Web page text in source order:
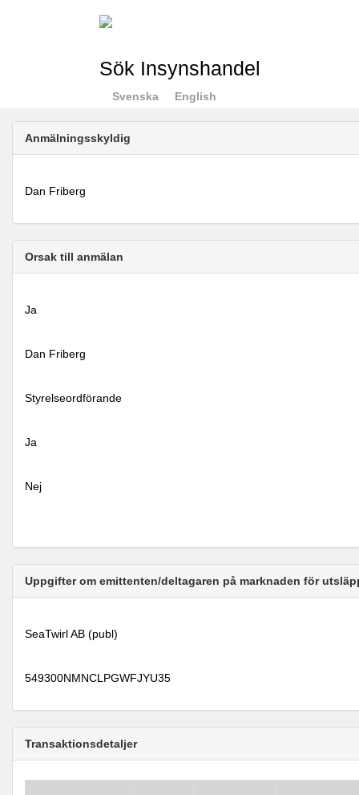
Sök Insynshandel
Svenska English
Anmälningsskyldig
Dan Friberg
Orsak till anmälan
Ja
Dan Friberg
Styrelseordförande
Ja
Nej
Uppgifter om emittenten/deltagaren på marknaden för
SeaTwirl AB (publ)
549300NMNCLPGWFJYU35
Transaktionsdetaljer